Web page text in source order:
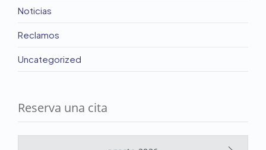
Noticias
Reclamos
Uncategorized
Reserva una cita